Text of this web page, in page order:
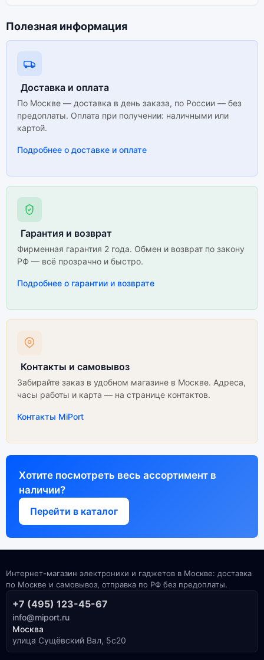
Полезная информация
Доставка и оплата
По Москве — доставка в день заказа, по России — без
предоплаты. Оплата при получении: наличными или
картой.
Подробнее о доставке и оплате
Гарантия и возврат
Фирменная гарантия 2 года. Обмен и возврат по закону
РФ — всё прозрачно и быстро.
Подробнее о гарантии и возврате
Контакты и самовывоз
Забирайте заказ в удобном магазине в Москве. Адреса,
часы работы и карта — на странице контактов.
Контакты MiPort
Хотите посмотреть весь ассортимент в
наличии?
Перейти в каталог
Интернет-магазин электроники и гаджетов в Москве: доставка
по Москве и самовывоз, отправка по РФ без предоплаты.
+7 (495) 123-45-67
info@miport.ru
Москва
улица Сущёвский Вал, 5с20